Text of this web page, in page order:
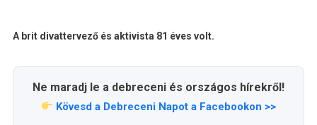
A brit divattervező és aktivista 81 éves volt.
Ne maradj le a debreceni és országos hírekről!
Kövesd a Debreceni Napot a Facebookon >>